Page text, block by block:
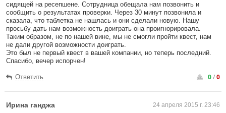
сидящей на ресепшене. Сотрудница обещала нам позвонить и
сообщить о результатах проверки. Через 30 минут позвонила и
сказала, что таблетка не нашлась и они сделали новую. Нашу
просьбу дать нам возможность доиграть она проигнорировала.
Таким образом, не по нашей вине, мы не смогли пройти квест, нам
не дали другой возможности доиграть.
Это был не первый квест в вашей компании, но теперь последний.
Спасибо, вечер испорчен!
Ответить 0/0
Ирина ганджа 24 апреля 2015 г. 23:46